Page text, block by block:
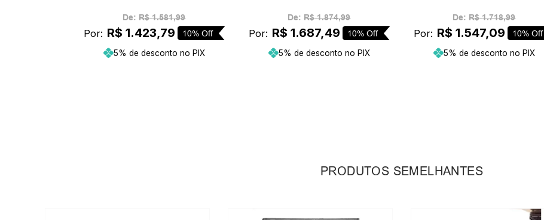
De: R$ 1.581,99
Por: R$ 1.423,79 10% Off
5% de desconto no PIX
De: R$ 1.874,99
Por: R$ 1.687,49 10% Off
5% de desconto no PIX
De: R$ 1.718,99
Por: R$ 1.547,09 10% Off
5% de desconto no PIX
PRODUTOS SEMELHANTES